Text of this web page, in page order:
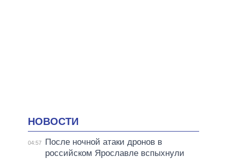
НОВОСТИ
04:57
После ночной атаки дронов в
российском Ярославле вспыхнули